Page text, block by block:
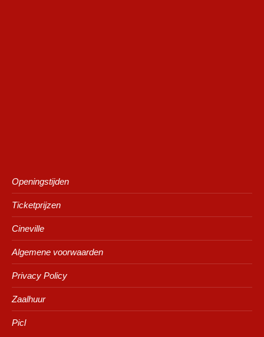
Openingstijden
Ticketprijzen
Cineville
Algemene voorwaarden
Privacy Policy
Zaalhuur
Picl